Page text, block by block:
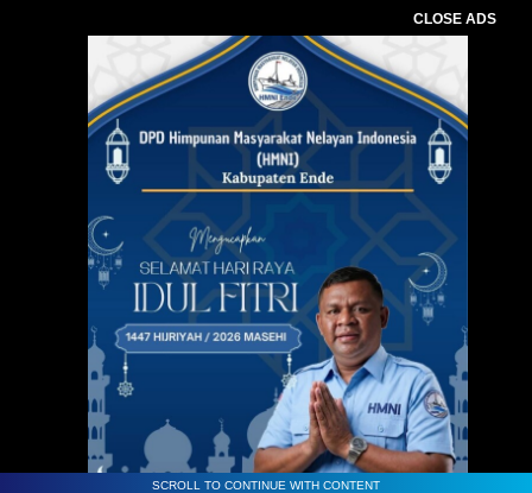
CLOSE ADS
SCROLL TO CONTINUE WITH CONTENT